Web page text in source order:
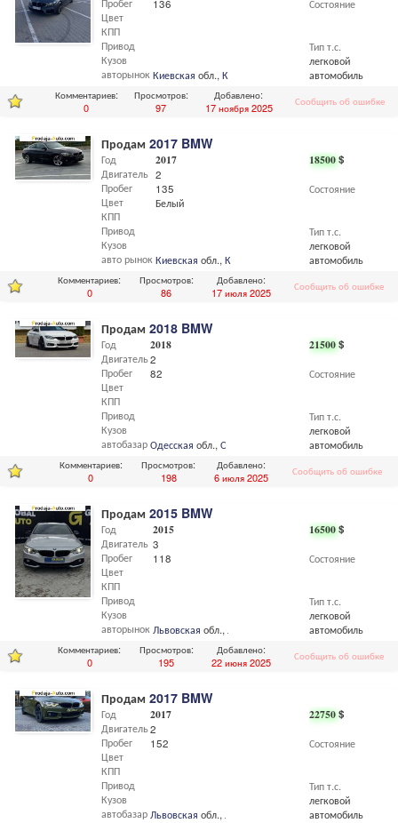
Состояние
Тип т.с.
легковой
автомобиль
Пробег
Цвет
КПП
Привод
Кузов
авторынок
136
Киевская обл.,Киев
Комментариев:
0
Просмотров:
97
Добавлено:
17 ноября 2025
Сообщить об ошибке
Продам 2017 BMW
18500$
Состояние
Тип т.с.
легковой
автомобиль
Год
Двигатель
Пробег
Цвет
КПП
Привод
Кузов
авто рынок
2017
2
135
Белый
Киевская обл.,Киев
Комментариев:
0
Просмотров:
86
Добавлено:
17 июля 2025
Сообщить об ошибке
Продам 2018 BMW
21500$
Состояние
Тип т.с.
легковой
автомобиль
Год
Двигатель
Пробег
Цвет
КПП
Привод
Кузов
автобазар
2018
2
82
Одесская обл.,Одесса
Комментариев:
0
Просмотров:
198
Добавлено:
6 июля 2025
Сообщить об ошибке
Продам 2015 BMW
16500$
Состояние
Тип т.с.
легковой
автомобиль
Год
Двигатель
Пробег
Цвет
КПП
Привод
Кузов
авторынок
2015
3
118
Львовская обл.,Львов
Комментариев:
0
Просмотров:
195
Добавлено:
22 июня 2025
Сообщить об ошибке
Продам 2017 BMW
22750$
Состояние
Тип т.с.
легковой
автомобиль
Год
Двигатель
Пробег
Цвет
КПП
Привод
Кузов
автобазар
2017
2
152
Львовская обл.,Львов